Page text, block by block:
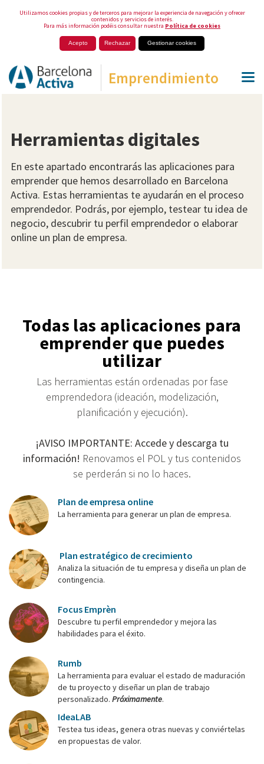
Utilizamos cookies propias y de terceros para mejorar la experiencia de navegación y ofrecer
contenidos y servicios de interés.
Para más información podéis consultar nuestra Política de cookies
Acepto Rechazar Gestionar cookies
Emprendimiento
Herramientas digitales
En este apartado encontrarás las aplicaciones para
emprender que hemos desarrollado en Barcelona
Activa. Estas herramientas te ayudarán en el proceso
emprendedor. Podrás, por ejemplo, testear tu idea de
negocio, descubrir tu perfil emprendedor o elaborar
online un plan de empresa.
Todas las aplicaciones para
emprender que puedes
utilizar
Las herramientas están ordenadas por fase
emprendedora (ideación, modelización,
planificación y ejecución).
¡AVISO IMPORTANTE: Accede y descarga tu
información! Renovamos el POL y tus contenidos
se perderán si no lo haces.
Plan de empresa online
La herramienta para generar un plan de empresa.
Plan estratégico de crecimiento
Analiza la situación de tu empresa y diseña un plan de
contingencia.
Focus Emprèn
Descubre tu perfil emprendedor y mejora las
habilidades para el éxito.
Rumb
La herramienta para evaluar el estado de maduración
de tu proyecto y diseñar un plan de trabajo
personalizado. Próximamente.
IdeaLAB
Testea tus ideas, genera otras nuevas y conviértelas
en propuestas de valor.